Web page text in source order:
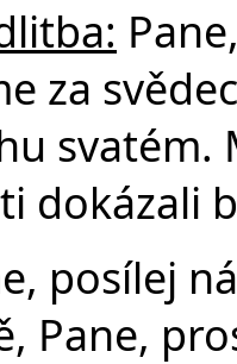
za
svatém.
dokázali
posílej
Pane,